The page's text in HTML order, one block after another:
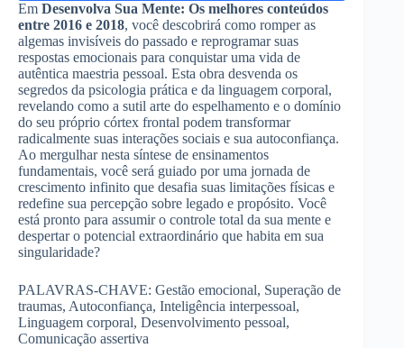
Em Desenvolva Sua Mente: Os melhores conteúdos
entre 2016 e 2018, você descobrirá como romper as
algemas invisíveis do passado e reprogramar suas
respostas emocionais para conquistar uma vida de
autêntica maestria pessoal. Esta obra desvenda os
segredos da psicologia prática e da linguagem corporal,
revelando como a sutil arte do espelhamento e o domínio
do seu próprio córtex frontal podem transformar
radicalmente suas interações sociais e sua autoconfiança.
Ao mergulhar nesta síntese de ensinamentos
fundamentais, você será guiado por uma jornada de
crescimento infinito que desafia suas limitações físicas e
redefine sua percepção sobre legado e propósito. Você
está pronto para assumir o controle total da sua mente e
despertar o potencial extraordinário que habita em sua
singularidade?
PALAVRAS-CHAVE: Gestão emocional, Superação de
traumas, Autoconfiança, Inteligência interpessoal,
Linguagem corporal, Desenvolvimento pessoal,
Comunicação assertiva